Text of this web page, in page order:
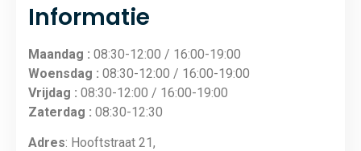
Informatie
Maandag : 08:30-12:00 / 16:00-19:00
Woensdag : 08:30-12:00 / 16:00-19:00
Vrijdag : 08:30-12:00 / 16:00-19:00
Zaterdag : 08:30-12:30
Adres: Hooftstraat 21,